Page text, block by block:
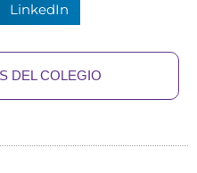
LinkedIn
DEL COLEGIO